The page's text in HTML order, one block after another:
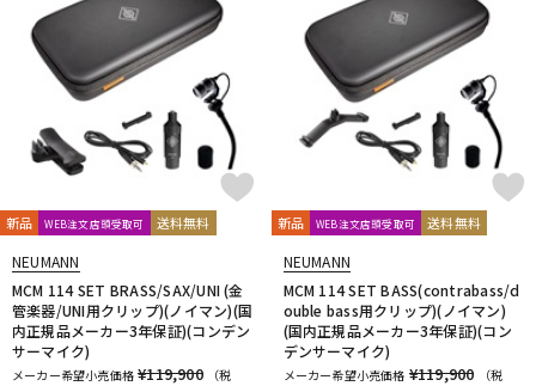
新品 WEB注文店頭受取可 送料無料
NEUMANN
MCM 114 SET BRASS/SAX/UNI (金
管楽器/UNI用クリップ)(ノイマン)(国
内正規品メーカー3年保証)(コンデン
サーマイク)
メーカー希望小売価格 ¥119,900
（税
新品 WEB注文店頭受取可 送料無料
NEUMANN
MCM 114 SET BASS(contrabass/d
ouble bass用クリップ)(ノイマン)
(国内正規品メーカー3年保証)(コン
デンサーマイク)
メーカー希望小売価格 ¥119,900
（税